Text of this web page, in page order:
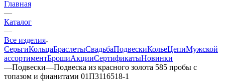
Главная
—
Каталог
—
Все изделия
СерьгиКольцаБраслетыСвадьбаПодвескиКольеЦепиМужской
ассортиментБрошиАкцииСертификатыНовинки
—Подвески—Подвеска из красного золота 585 пробы с
топазом и фианитами 01П3116518-1